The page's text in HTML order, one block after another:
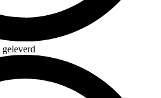
geleverd